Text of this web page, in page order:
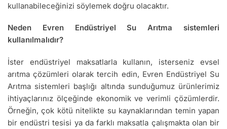
kullanabileceğinizi söylemek doğru olacaktır.
Neden Evren Endüstriyel Su Arıtma sistemleri
kullanılmalıdır?
İster endüstriyel maksatlarla kullanın, isterseniz evsel
arıtma çözümleri olarak tercih edin, Evren Endüstriyel Su
Arıtma sistemleri başlığı altında sunduğumuz ürünlerimiz
ihtiyaçlarınız ölçeğinde ekonomik ve verimli çözümlerdir.
Örneğin, çok kötü nitelikte su kaynaklarından temin yapan
bir endüstri tesisi ya da farklı maksatla çalışmakta olan bir